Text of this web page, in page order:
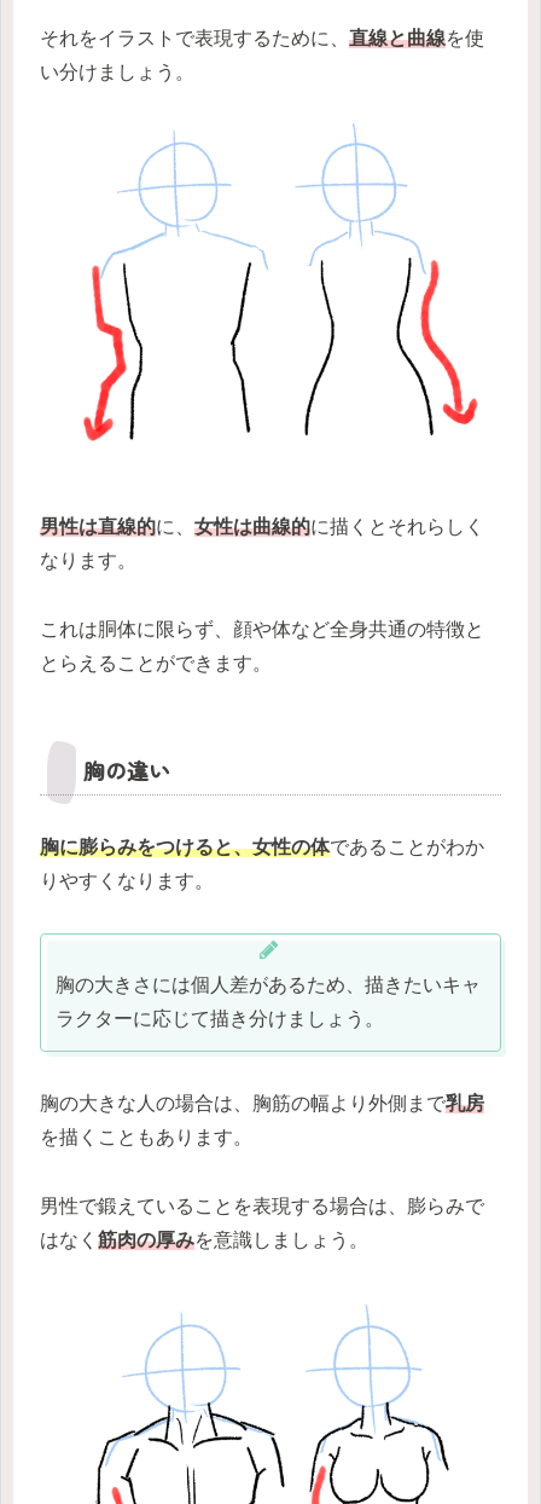
それをイラストで表現するために、 直線と曲線を使
い分けましょう。
男性は直線的に、 女性は曲線的に描くとそれらしく
なります。
これは胴体に限らず、顔や体など全身共通の特徴と
とらえることができます。
胸の違い
胸に膨らみをつけると、女性の体であることがわか
りやすくなります。
胸の大きさには個人差があるため、描きたいキャ
ラクターに応じて描き分けましょう。
胸の大きな人の場合は、胸筋の幅より外側まで乳房
を描くこともあります。
男性で鍛えていることを表現する場合は、膨らみで
はなく 筋肉の厚みを意識しましょう。